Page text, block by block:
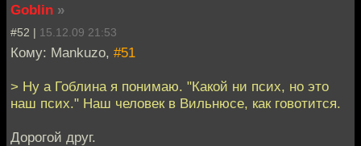
Goblin »
#52 | 15.12.09 21:53
Кому: Mankuzo, #51
> Ну а Гоблина я понимаю. "Какой ни псих, но это
наш псих." Наш человек в Вильнюсе, как говотится.
Дорогой друг.